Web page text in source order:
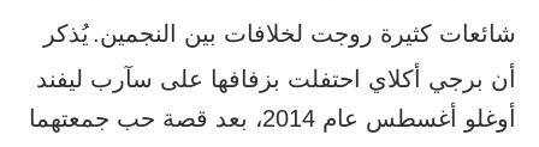
شائعات كثيرة روجت لخلافات بين النجمين.يُذكر
أن برجي أكلاي احتفلت بزفافها على سآرب ليفند
أوغلو أغسطس عام 2014، بعد قصة حب جمعتهما